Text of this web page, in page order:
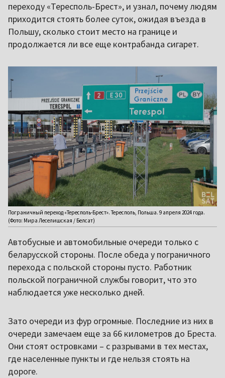
переходу «Тересполь-Брест», и узнал, почему людям
приходится стоять более суток, ожидая въезда в
Польшу, сколько стоит место на границе и
продолжается ли все еще контрабанда сигарет.
Пограничный переход «Тересполь-Брест». Тересполь, Польша. 9 апреля 2024 года.
(Фото: Мира Леселишская / Белсат)
Автобусные и автомобильные очереди только с
беларусской стороны. После обеда у пограничного
перехода с польской стороны пусто. Работник
польской пограничной службы говорит, что это
наблюдается уже несколько дней.
Зато очереди из фур огромные. Последние из них в
очереди замечаем еще за 66 километров до Бреста.
Они стоят островками – с разрывами в тех местах,
где населенные пункты и где нельзя стоять на
дороге.